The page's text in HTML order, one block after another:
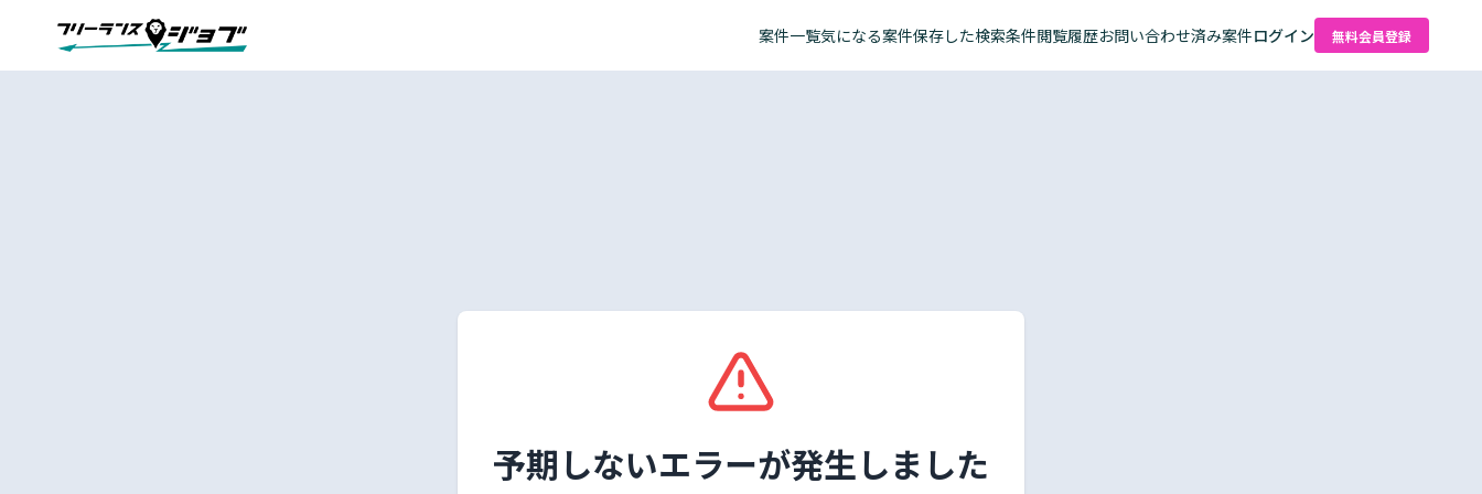
案件一覧気になる案件保存した検索条件閲覧履歴お問い合わせ済み案件ログイン 無料会員登録
予期しないエラーが発生しました